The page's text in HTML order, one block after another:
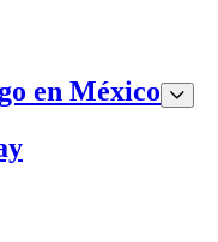
en México